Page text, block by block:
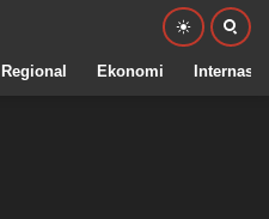
Regional Ekonomi